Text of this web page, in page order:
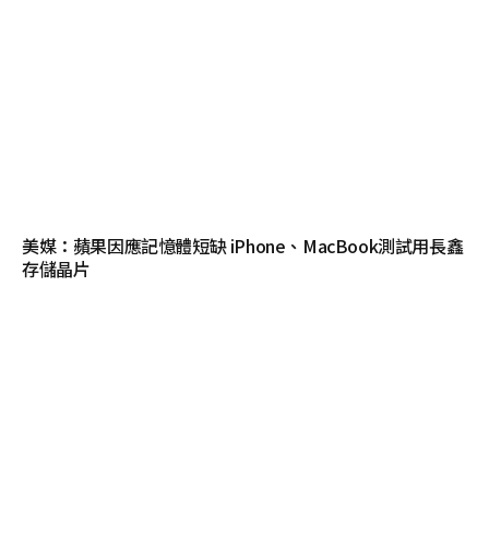
美媒：蘋果因應記憶體短缺 iPhone、MacBook測試用長鑫
存儲晶片